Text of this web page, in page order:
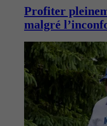
Profiter
malgré